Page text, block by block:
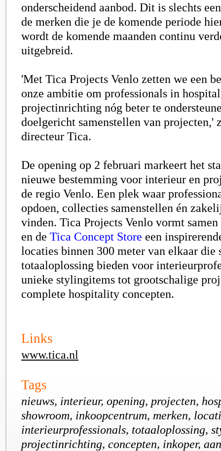
onderscheidend aanbod. Dit is slechts
de merken die je de komende periode
wordt de komende maanden continu
uitgebreid.
'Met Tica Projects Venlo zetten we een
onze ambitie om professionals in
projectinrichting nóg beter te
doelgericht samenstellen van projecten,'
directeur Tica.
De opening op 2 februari markeert het
nieuwe bestemming voor interieur en
de regio Venlo. Een plek waar
opdoen, collecties samenstellen én
vinden. Tica Projects Venlo vormt
en de Tica Concept Store een
locaties binnen 300 meter van elkaar die
totaaloplossing bieden voor
unieke stylingitems tot grootschalige
complete hospitality concepten.
Links
www.tica.nl
Tags
nieuws, interieur, opening, projecten,
showroom, inkoopcentrum, merken,
interieurprofessionals, totaaloplossing,
projectinrichting, concepten, inkoper,